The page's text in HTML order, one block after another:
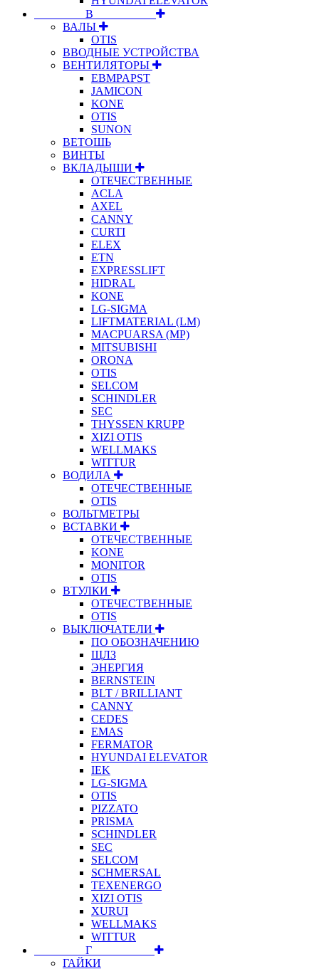
⠀⠀⠀⠀⠀⠀В⠀⠀⠀⠀⠀⠀⠀
ВАЛЫ
OTIS
ВВОДНЫЕ УСТРОЙСТВА
ВЕНТИЛЯТОРЫ
EBMPAPST
JAMICON
KONE
OTIS
SUNON
ВЕТОШЬ
ВИНТЫ
ВКЛАДЫШИ
ОТЕЧЕСТВЕННЫЕ
ACLA
AXEL
CANNY
CURTI
ELEX
ETN
EXPRESSLIFT
HIDRAL
KONE
LG-SIGMA
LIFTMATERIAL (LM)
MACPUARSA (MP)
MITSUBISHI
ORONA
OTIS
SELCOM
SCHINDLER
SEC
THYSSEN KRUPP
XIZI OTIS
WELLMAKS
WITTUR
ВОДИЛА
ОТЕЧЕСТВЕННЫЕ
OTIS
ВОЛЬТМЕТРЫ
ВСТАВКИ
ОТЕЧЕСТВЕННЫЕ
KONE
MONITOR
OTIS
ВТУЛКИ
ОТЕЧЕСТВЕННЫЕ
OTIS
ВЫКЛЮЧАТЕЛИ
ПО ОБОЗНАЧЕНИЮ
ЩЛЗ
ЭНЕРГИЯ
BERNSTEIN
BLT / BRILLIANT
CANNY
CEDES
EMAS
FERMATOR
HYUNDAI ELEVATOR
IEK
LG-SIGMA
OTIS
PIZZATO
PRISMA
SCHINDLER
SEC
SELCOM
SCHMERSAL
TEXENERGO
XIZI OTIS
XURUI
WELLMAKS
WITTUR
⠀⠀⠀⠀⠀⠀Г⠀⠀⠀⠀⠀⠀⠀
ГАЙКИ